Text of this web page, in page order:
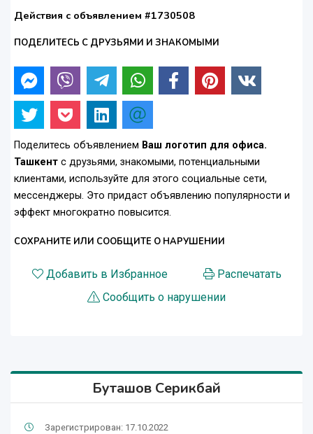
Действия с объявлением #1730508
ПОДЕЛИТЕСЬ С ДРУЗЬЯМИ И ЗНАКОМЫМИ
Поделитесь объявлением Ваш логотип для офиса.
Ташкент с друзьями, знакомыми, потенциальными
клиентами, используйте для этого социальные сети,
мессенджеры. Это придаст объявлению популярности и
эффект многократно повысится.
СОХРАНИТЕ ИЛИ СООБЩИТЕ О НАРУШЕНИИ
Добавить в Избранное
Распечатать
Сообщить о нарушении
Буташов Серикбай
Зарегистрирован: 17.10.2022